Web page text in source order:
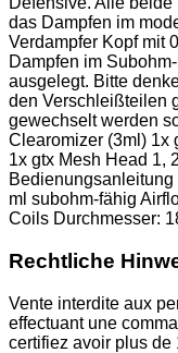
das Dampfen im
Verdampfer Kopf mit
Dampfen im
ausgelegt. Bitte
den Verschleißteilen
gewechselt werden
Clearomizer (3ml) 1x
1x gtx Mesh Head 1,
ml subohm-fähig
Coils Durchmesser:
Rechtliche
Vente interdite aux
effectuant une
certifiez avoir plus de